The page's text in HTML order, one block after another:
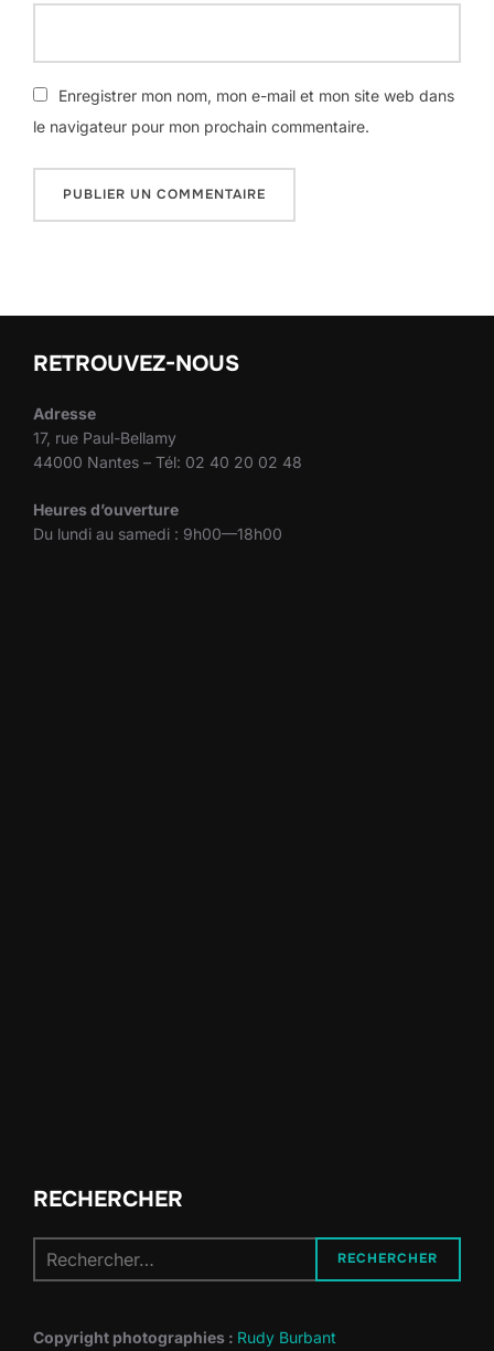
Enregistrer mon nom, mon e-mail et mon site web dans
le navigateur pour mon prochain commentaire.
RETROUVEZ-NOUS
Adresse
17, rue Paul-Bellamy
44000 Nantes – Tél: 02 40 20 02 48
Heures d’ouverture
Du lundi au samedi : 9h00—18h00
RECHERCHER
pour :
RECHERCHER
Copyright photographies : Rudy Burbant